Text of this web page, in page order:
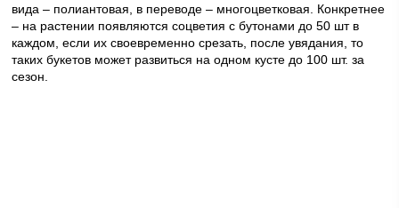
вида – полиантовая, в переводе – многоцветковая. Конкретнее
– на растении появляются соцветия с бутонами до 50 шт в
каждом, если их своевременно срезать, после увядания, то
таких букетов может развиться на одном кусте до 100 шт. за
сезон.